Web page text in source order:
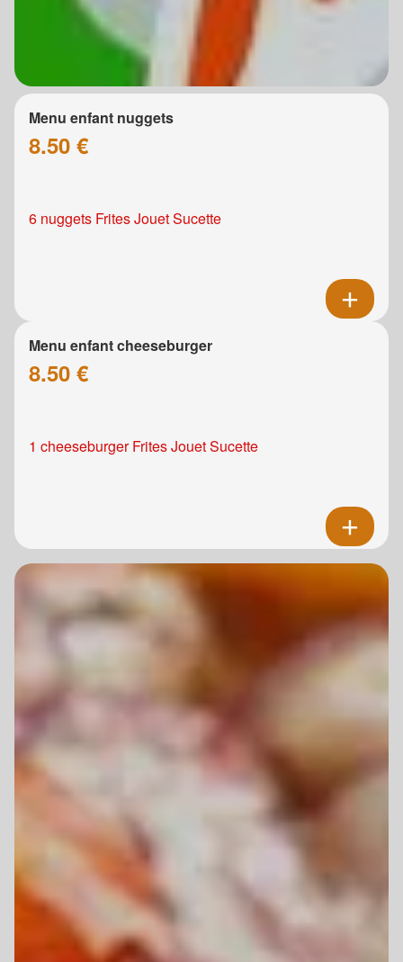
Menu enfant nuggets
8.50 €
6 nuggets Frites Jouet Sucette
Menu enfant cheeseburger
8.50 €
1 cheeseburger Frites Jouet Sucette